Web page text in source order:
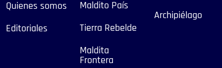
Quienes somos
Editoriales
Maldito País
Tierra Rebelde
Maldita
Frontera
Archipiélago